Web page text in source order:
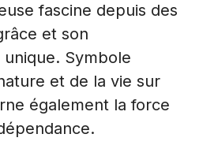
fascine depuis des
et son
Symbole
et de la vie sur
également la force